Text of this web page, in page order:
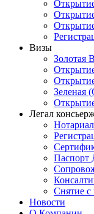
Визы
Золотая
Зеленая
Легал
Паспорт
Снятие с
Новости